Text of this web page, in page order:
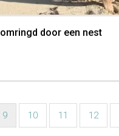
door een nest
Huidige
9 Pagina
10 Pagina
11 Pagina
12